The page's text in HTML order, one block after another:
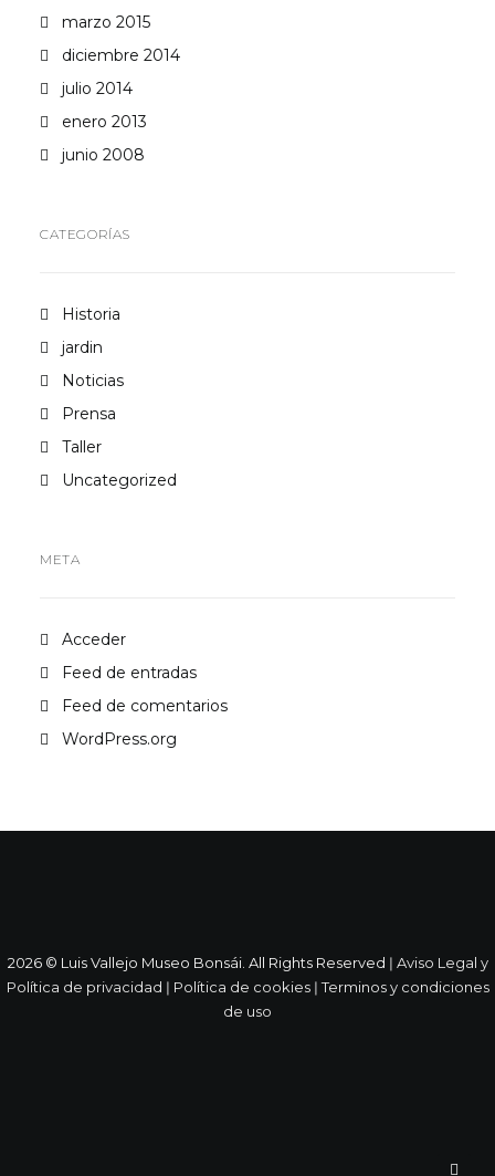
marzo 2015
diciembre 2014
julio 2014
enero 2013
junio 2008
CATEGORÍAS
Historia
jardin
Noticias
Prensa
Taller
Uncategorized
META
Acceder
Feed de entradas
Feed de comentarios
WordPress.org
2026 © Luis Vallejo Museo Bonsái. All Rights Reserved ǀ Aviso Legal y
Política de privacidad ǀ Política de cookiesǀTerminos y condiciones
de uso